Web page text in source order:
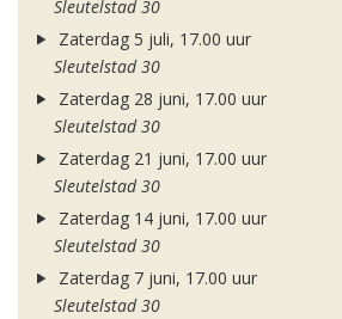
Sleutelstad 30
Zaterdag 5 juli, 17.00 uur
Sleutelstad 30
Zaterdag 28 juni, 17.00 uur
Sleutelstad 30
Zaterdag 21 juni, 17.00 uur
Sleutelstad 30
Zaterdag 14 juni, 17.00 uur
Sleutelstad 30
Zaterdag 7 juni, 17.00 uur
Sleutelstad 30